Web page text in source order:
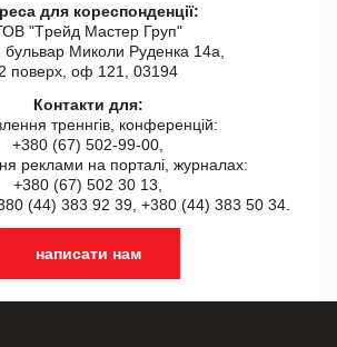
для кореспонденції:
"Tрейд Мастер Груп"
бульвар Миколи Руденка 14а,
2 поверх, оф 121, 03194
Контакти для:
треннгів, конференцій:
+380 (67) 502-99-00,
реклами на порталі, журналах:
+380 (67) 502 30 13,
(44) 383 92 39, +380 (44) 383 50 34.
написати нам